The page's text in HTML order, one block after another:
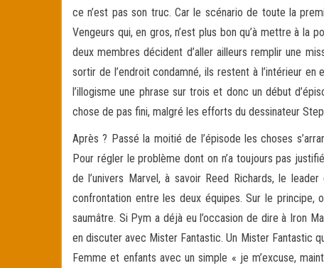
ce n’est pas son truc. Car le scénario de toute la
Vengeurs qui, en gros, n’est plus bon qu’à mettre à la
deux membres décident d’aller ailleurs remplir une
sortir de l’endroit condamné, ils restent à l’intérieur
l’illogisme une phrase sur trois et donc un début
chose de pas fini, malgré les efforts du dessinateur
Après ? Passé la moitié de l’épisode les choses
Pour régler le problème dont on n’a toujours pas
de l’univers Marvel, à savoir Reed Richards, le
confrontation entre les deux équipes. Sur le principe,
saumâtre. Si Pym a déjà eu l’occasion de dire à Iron
en discuter avec Mister Fantastic. Un Mister Fantastic
Femme et enfants avec un simple « je m’excuse,